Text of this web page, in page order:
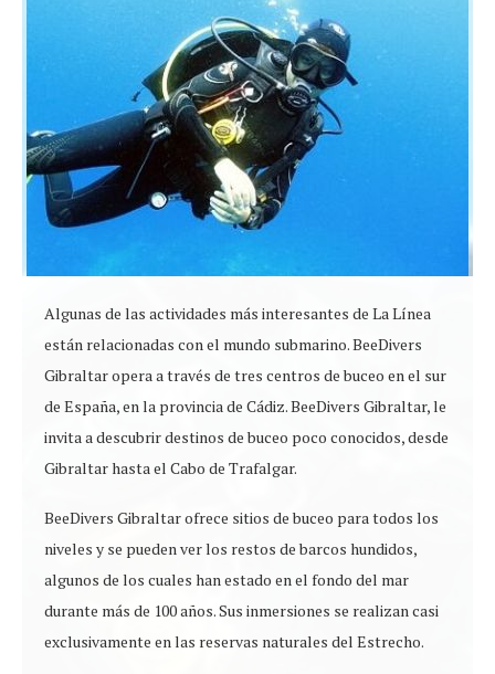
Algunas de las actividades más interesantes de La Línea
están relacionadas con el mundo submarino. BeeDivers
Gibraltar opera a través de tres centros de buceo en el sur
de España, en la provincia de Cádiz. BeeDivers Gibraltar, le
invita a descubrir destinos de buceo poco conocidos, desde
Gibraltar hasta el Cabo de Trafalgar.
BeeDivers Gibraltar ofrece sitios de buceo para todos los
niveles y se pueden ver los restos de barcos hundidos,
algunos de los cuales han estado en el fondo del mar
durante más de 100 años. Sus inmersiones se realizan casi
exclusivamente en las reservas naturales del Estrecho.